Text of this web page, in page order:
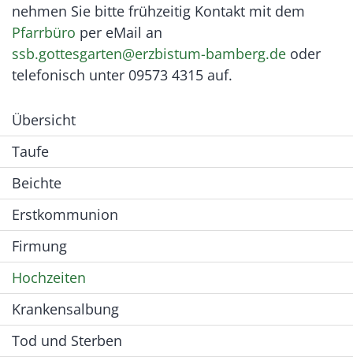
nehmen Sie bitte frühzeitig Kontakt mit dem
Pfarrbüro per eMail an
ssb.gottesgarten@erzbistum-bamberg.de oder
telefonisch unter 09573 4315 auf.
Übersicht
Taufe
Beichte
Erstkommunion
Firmung
Hochzeiten
Krankensalbung
Tod und Sterben